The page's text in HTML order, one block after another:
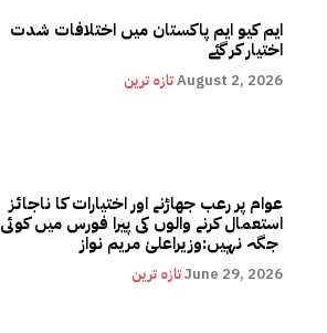
ایم کیو ایم پاکستان میں اختلافات شدت
اختیار کر گئے
تازہ ترینAugust 2, 2026
عوام پر رعب جھاڑنے اور اختیارات کا ناجائز
استعمال کرنے والوں کی پیرا فورس میں کوئی
تازہ ترینJune 29, 2026